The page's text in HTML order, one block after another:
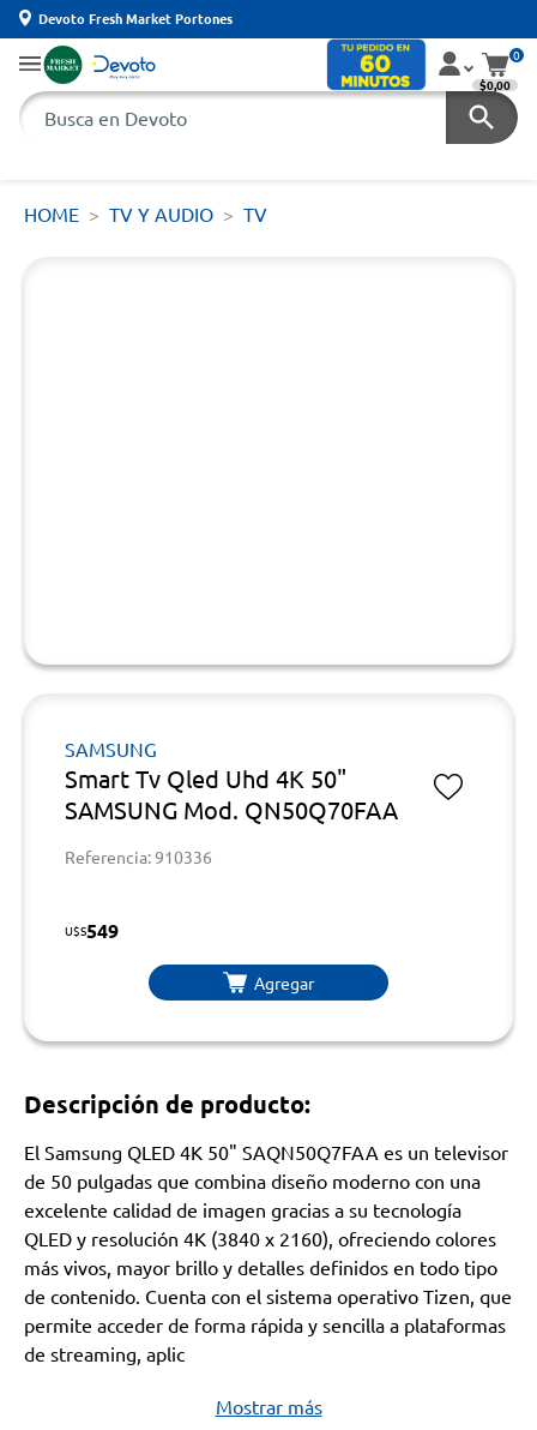
Devoto Fresh Market Portones
0
$0,00
HOME TV Y AUDIO TV
SAMSUNG
Smart Tv Qled Uhd 4K 50"
SAMSUNG Mod. QN50Q70FAA
Referencia: 910336
U$S549
Agregar
Descripción de producto:
El Samsung QLED 4K 50" SAQN50Q7FAA es un televisor
de 50 pulgadas que combina diseño moderno con una
excelente calidad de imagen gracias a su tecnología
QLED y resolución 4K (3840 x 2160), ofreciendo colores
más vivos, mayor brillo y detalles definidos en todo tipo
de contenido. Cuenta con el sistema operativo Tizen, que
permite acceder de forma rápida y sencilla a plataformas
de streaming, aplic
Mostrar más